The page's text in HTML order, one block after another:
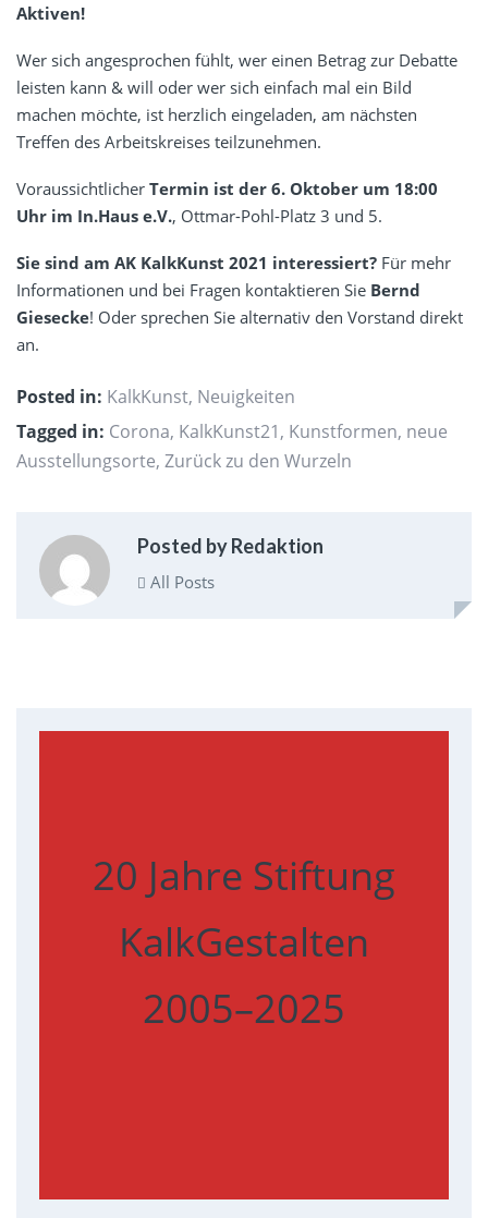
Aktiven!
Wer sich angesprochen fühlt, wer einen Betrag zur Debatte
leisten kann & will oder wer sich einfach mal ein Bild
machen möchte, ist herzlich eingeladen, am nächsten
Treffen des Arbeitskreises teilzunehmen.
Voraussichtlicher Termin ist der 6. Oktober um 18:00
Uhr im In.Haus e.V., Ottmar-Pohl-Platz 3 und 5.
Sie sind am AK KalkKunst 2021 interessiert? Für mehr
Informationen und bei Fragen kontaktieren Sie Bernd
Giesecke! Oder sprechen Sie alternativ den Vorstand direkt
an.
Posted in: KalkKunst, Neuigkeiten
Tagged in: Corona, KalkKunst21, Kunstformen, neue
Ausstellungsorte, Zurück zu den Wurzeln
Posted by Redaktion
All Posts
20 Jahre Stiftung
KalkGestalten
2005–2025